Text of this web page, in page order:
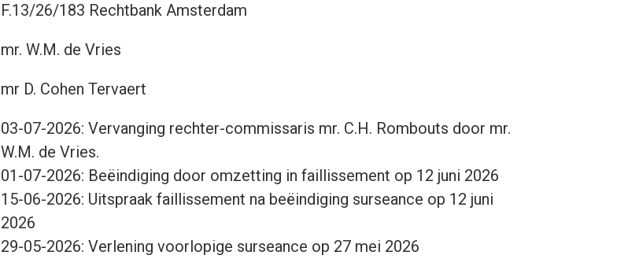
F.13/26/183 Rechtbank Amsterdam
mr. W.M. de Vries
mr D. Cohen Tervaert
03-07-2026: Vervanging rechter-commissaris mr. C.H. Rombouts door mr.
W.M. de Vries.
01-07-2026: Beëindiging door omzetting in faillissement op 12 juni 2026
15-06-2026: Uitspraak faillissement na beëindiging surseance op 12 juni
2026
29-05-2026: Verlening voorlopige surseance op 27 mei 2026